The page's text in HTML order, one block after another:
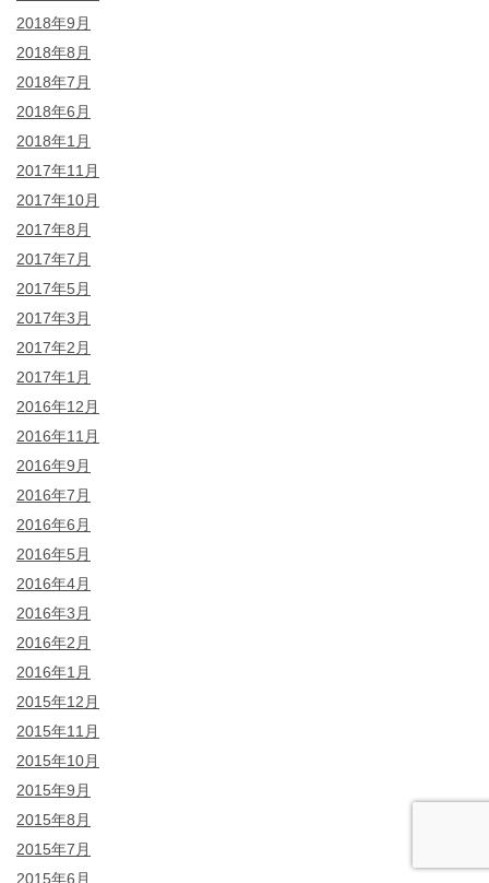
2018年9月
2018年8月
2018年7月
2018年6月
2018年1月
2017年11月
2017年10月
2017年8月
2017年7月
2017年5月
2017年3月
2017年2月
2017年1月
2016年12月
2016年11月
2016年9月
2016年7月
2016年6月
2016年5月
2016年4月
2016年3月
2016年2月
2016年1月
2015年12月
2015年11月
2015年10月
2015年9月
2015年8月
2015年7月
2015年6月